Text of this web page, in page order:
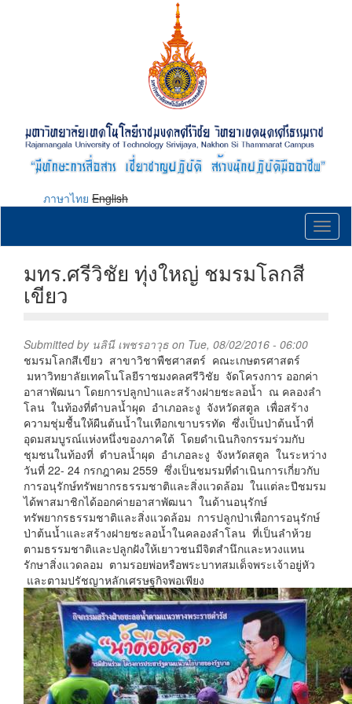
ภาษาไทย English
มทร.ศรีวิชัย ทุ่งใหญ่ ชมรมโลกสี
เขียว
Submitted by นลินี เพชรอาวุธ on Tue, 08/02/2016 - 06:00
ชมรมโลกสีเขียว สาขาวิชาพืชศาสตร์ คณะเกษตรศาสตร์
มหาวิทยาลัยเทคโนโลยีราชมงคลศรีวิชัย จัดโครงการ ออกค่า
อาสาพัฒนา โดยการปลูกป่าและสร้างฝายชะลอน้ำ ณ คลองลำ
โลน ในท้องที่ตำบลน้ำผุด อำเภอละงู จังหวัดสตูล เพื่อสร้าง
ความชุ่มชื้นให้ผืนต้นน้ำในเทือกเขาบรรทัด ซึ่งเป็นป่าต้นน้ำที่
อุดมสมบูรณ์แห่งหนึ่งของภาคใต้ โดยดำเนินกิจกรรมร่วมกับ
ชุมชนในท้องที่ ตำบลน้ำผุด อำเภอละงู จังหวัดสตูล ในระหว่าง
วันที่ 22- 24 กรกฎาคม 2559 ซึ่งเป็นชมรมที่ดำเนินการเกี่ยวกับ
การอนุรักษ์ทรัพยากรธรรมชาติและสิ่งแวดล้อม ในแต่ละปีชมรม
ได้พาสมาชิกได้ออกค่ายอาสาพัฒนา ในด้านอนุรักษ์
ทรัพยากรธรรมชาติและสิ่งแวดล้อม การปลูกป่าเพื่อการอนุรักษ์
ป่าต้นน้ำและสร้างฝายชะลอน้ำในคลองลำโลน ที่เป็นลำห้วย
ตามธรรมชาติและปลูกฝังให้เยาวชนมีจิตสำนึกและหวงแหน
รักษาสิ่งแวดลอม ตามรอยพ่อหรือพระบาทสมเด็จพระเจ้าอยู่หัว
และตามปรัชญาหลักเศรษฐกิจพอเพียง